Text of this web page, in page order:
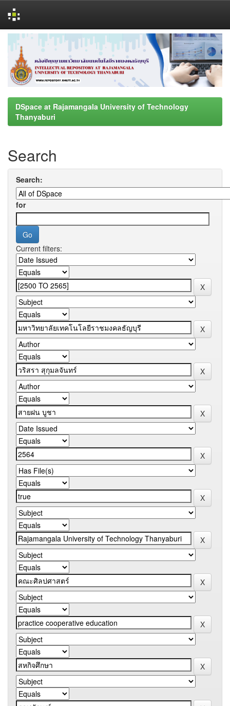
navigation
DSpace at Rajamangala University of Technology
Thanyaburi
Search
Search:
for
Current filters: